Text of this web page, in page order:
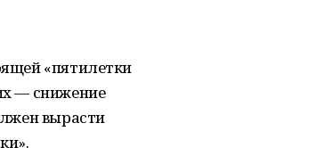
«пятилетки
— снижение
вырасти